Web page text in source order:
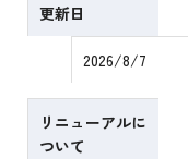
更新日
2026/8/7
リニューアルに
ついて